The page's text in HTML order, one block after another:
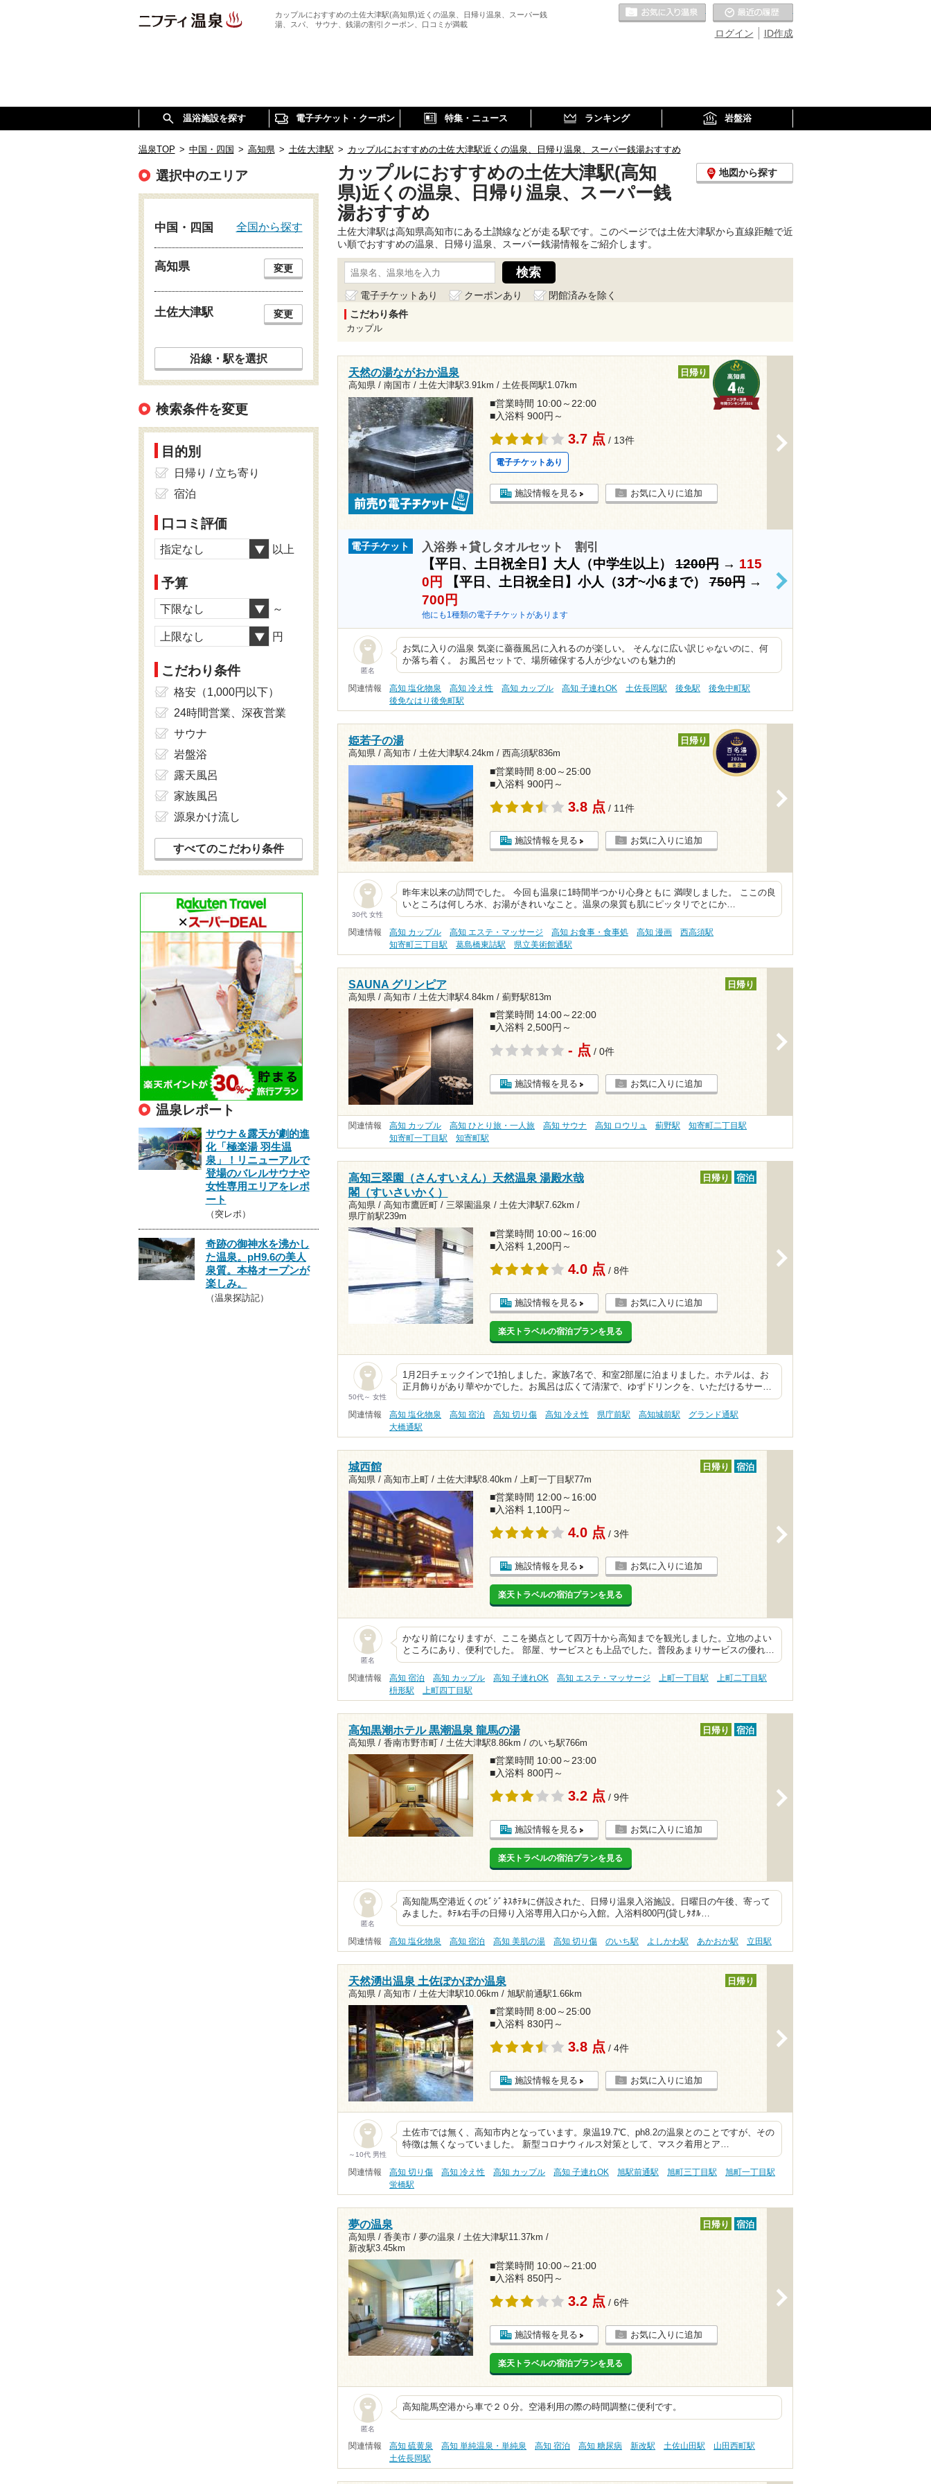
カップルにおすすめの土佐大津駅(高知県)近くの温泉、日帰り温泉、スーパー銭
湯、スパ、 サウナ、銭湯の割引クーポン、口コミが満載
ID作成
ログイン
お気に入りの温泉
温浴施設を探す 電子チケット・クーポン 特集・ニュース ランキング 岩盤浴
温泉TOP > 中国・四国 > 高知県 > 土佐大津駅 > カップルにおすすめの土佐大津駅近くの温泉、日帰り温泉、スーパー銭湯おすすめ
カップルにおすすめの土佐大津駅(高知
県)近くの温泉、日帰り温泉、スーパー銭
湯おすすめ
地図から探す
土佐大津駅は高知県高知市にある土讃線などが走る駅です。このページでは土佐大津駅から直線距離で近
い順でおすすめの温泉、日帰り温泉、スーパー銭湯情報をご紹介します。
電子チケットあり クーポンあり
閉館済みを除く
こだわり条件
カップル
天然の湯ながおか温泉
高知県 / 南国市 / 土佐大津駅3.91km / 土佐長岡駅1.07km
日帰り
■営業時間 10:00～22:00
■入浴料 900円～
3.7 点 / 13件
電子チケットあり
施設情報を見る お気に入りに追加
電子チケット 入浴券＋貸しタオルセット 割引
【平日、土日祝全日】大人（中学生以上）1200円→ 115
0円
【平日、土日祝全日】小人（3才~小6まで）750円→
700円
他にも1種類の電子チケットがあります
>
匿名
お気に入りの温泉 気楽に薔薇風呂に入れるのが楽しい。 そんなに広い訳じゃないのに、何
か落ち着く。 お風呂セットで、場所確保する人が少ないのも魅力的
関連情報 高知 塩化物泉 高知 冷え性 高知 カップル 高知 子連れOK 土佐長岡駅 後免駅
後免中町駅
後免なはり後免町駅
姫若子の湯
高知県 / 高知市 / 土佐大津駅4.24km / 西高須駅836m
日帰り
■営業時間 8:00～25:00
■入浴料 900円～
3.8 点 / 11件
施設情報を見る お気に入りに追加
30代 女性
昨年末以来の訪問でした。 今回も温泉に1時間半つかり心身ともに 満喫しました。 ここの良
いところは何しろ水、お湯がきれいなこと。温泉の泉質も肌にピッタリでとにか…
関連情報 高知 カップル 高知 エステ・マッサージ 高知 お食事・食事処 高知 漫画
西高須駅
知寄町三丁目駅
葛島橋東詰駅 県立美術館通駅
SAUNA グリンピア
高知県 / 高知市 / 土佐大津駅4.84km / 薊野駅813m
日帰り
■営業時間 14:00～22:00
■入浴料 2,500円～
- 点 / 0件
施設情報を見る お気に入りに追加
関連情報 高知 カップル 高知 ひとり旅・一人旅 高知 サウナ 高知 ロウリュ 薊野駅
知寄町二丁目駅
知寄町一丁目駅
知寄町駅
高知三翠園（さんすいえん）天然温泉 湯殿水哉
閣（すいさいかく）
高知県 / 高知市鷹匠町 / 三翠園温泉 / 土佐大津駅7.62km /
県庁前駅239m
日帰り 宿泊
■営業時間 10:00～16:00
■入浴料 1,200円～
4.0 点 / 8件
施設情報を見る お気に入りに追加
楽天トラベルの宿泊プランを見る
50代～ 女性
1月2日チェックインで1拍しました。家族7名で、和室2部屋に泊まりました。ホテルは、お
正月飾りがあり華やかでした。お風呂は広くて清潔で、ゆずドリンクを、いただけるサー…
関連情報 高知 塩化物泉 高知 宿泊 高知 切り傷 高知 冷え性 県庁前駅 高知城前駅
グランド通駅
大橋通駅
城西館
高知県 / 高知市上町 / 土佐大津駅8.40km / 上町一丁目駅77m
日帰り 宿泊
■営業時間 12:00～16:00
■入浴料 1,100円～
4.0 点 / 3件
施設情報を見る お気に入りに追加
楽天トラベルの宿泊プランを見る
匿名
かなり前になりますが、ここを拠点として四万十から高知までを観光しました。立地のよい
ところにあり、便利でした。 部屋、サービスとも上品でした。普段あまりサービスの優れ…
関連情報 高知 宿泊 高知 カップル 高知 子連れOK 高知 エステ・マッサージ 上町一丁目駅
上町二丁目駅
枡形駅
上町四丁目駅
高知黒潮ホテル 黒潮温泉 龍馬の湯
高知県 / 香南市野市町 / 土佐大津駅8.86km / のいち駅766m
日帰り 宿泊
■営業時間 10:00～23:00
■入浴料 800円～
3.2 点 / 9件
施設情報を見る お気に入りに追加
楽天トラベルの宿泊プランを見る
匿名
高知龍馬空港近くのﾋﾞｼﾞﾈｽﾎﾃﾙに併設された、日帰り温泉入浴施設。日曜日の午後、寄って
みました。ﾎﾃﾙ右手の日帰り入浴専用入口から入館。入浴料800円(貸しﾀｵﾙ…
関連情報 高知 塩化物泉 高知 宿泊 高知 美肌の湯 高知 切り傷 のいち駅 よしかわ駅 あかおか駅 立田駅
天然湧出温泉 土佐ぽかぽか温泉
高知県 / 高知市 / 土佐大津駅10.06km / 旭駅前通駅1.66km
日帰り
■営業時間 8:00～25:00
■入浴料 830円～
3.8 点 / 4件
施設情報を見る お気に入りに追加
～10代 男性
土佐市では無く、高知市内となっています。泉温19.7℃、ph8.2の温泉とのことですが、その
特徴は無くなっていました。 新型コロナウィルス対策として、マスク着用とア…
関連情報 高知 切り傷 高知 冷え性 高知 カップル 高知 子連れOK 旭駅前通駅 旭町三丁目駅
旭町一丁目駅
蛍橋駅
夢の温泉
高知県 / 香美市 / 夢の温泉 / 土佐大津駅11.37km /
新改駅3.45km
日帰り 宿泊
■営業時間 10:00～21:00
■入浴料 850円～
3.2 点 / 6件
施設情報を見る お気に入りに追加
楽天トラベルの宿泊プランを見る
匿名
高知龍馬空港から車で２０分。空港利用の際の時間調整に便利です。
関連情報 高知 硫黄泉 高知 単純温泉・単純泉 高知 宿泊 高知 糖尿病 新改駅 土佐山田駅
山田西町駅
土佐長岡駅
選択中のエリア
中国・四国 全国から探す
高知県 変更
土佐大津駅 変更
沿線・駅を選択
検索条件を変更
目的別
日帰り / 立ち寄り
宿泊
口コミ評価
指定なし 以上
予算
下限なし ～
上限なし 円
こだわり条件
格安（1,000円以下）
24時間営業、深夜営業
サウナ
岩盤浴
露天風呂
家族風呂
源泉かけ流し
すべてのこだわり条件
温泉レポート
サウナ＆露天が劇的進
化「極楽湯 羽生温
泉」！リニューアルで
登場のバレルサウナや
女性専用エリアをレポ
ート
（突レポ）
奇跡の御神水を沸かし
た温泉。pH9.6の美人
泉質。本格オープンが
楽しみ。
（温泉探訪記）